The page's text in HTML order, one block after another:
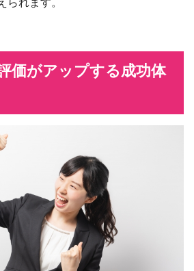
られます。
価がアップする成功体